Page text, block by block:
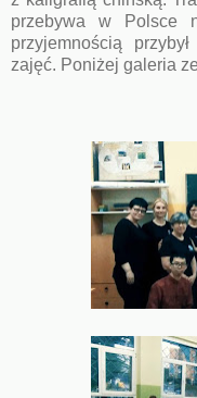
przebywa w Polsce
przyjemnością
zajęć. Poniżej galeria